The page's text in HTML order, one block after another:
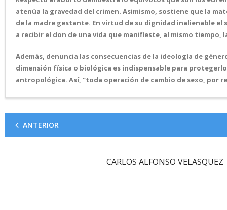
atenúa la gravedad del crimen. Asimismo, sostiene que la
de la madre gestante. En virtud de su dignidad inalienable
a recibir el don de una vida que manifieste, al mismo tiempo,
Además, denuncia las consecuencias de la ideología de
dimensión física o biológica es indispensable para
antropológica. Así, “toda operación de cambio de sexo, por
ANTERIOR
CARLOS ALFONSO VELASQUEZ